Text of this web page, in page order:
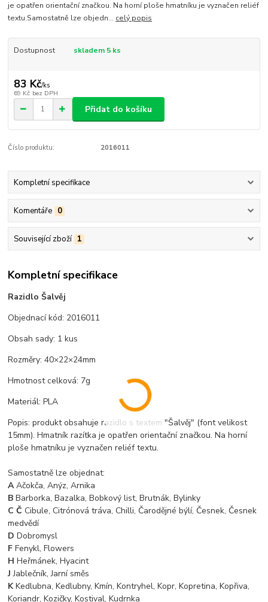
je opatřen orientační značkou. Na horní ploše hmatníku je vyznačen reliéf
textu.Samostatně lze objedn... celý popis
Dostupnost skladem 5 ks
83 Kč/ks
69 Kč bez DPH
Přidat do košíku
Číslo produktu: 2016011
Kompletní specifikace
Komentáře 0
Související zboží 1
Kompletní specifikace
Razidlo Šalvěj
Objednací kód: 2016011
Obsah sady: 1 kus
Rozměry: 40×22×24mm
Hmotnost celková: 7g
Materiál: PLA
Popis: produkt obsahuje razidlo s textem "Šalvěj" (font velikost
15mm). Hmatník razítka je opatřen orientační značkou. Na horní
ploše hmatníku je vyznačen reliéf textu.
Samostatně lze objednat:
AAčokča, Anýz, Arnika
BBarborka, Bazalka, Bobkový list, Brutnák, Bylinky
C Č Cibule, Citrónová tráva, Chilli, Čarodějné býlí, Česnek, Česnek
medvědí
DDobromysl
FFenykl, Flowers
HHeřmánek, Hyacint
JJablečník, Jarní směs
KKedlubna, Kedlubny, Kmín, Kontryhel, Kopr, Kopretina, Kopřiva,
Koriandr, Kozičky, Kostival, Kudrnka